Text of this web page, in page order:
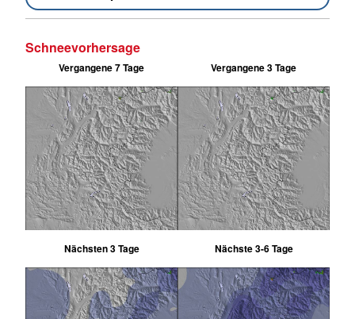
Schneevorhersage
Vergangene 7 Tage Vergangene 3 Tage
Nächsten 3 Tage Nächste 3-6 Tage